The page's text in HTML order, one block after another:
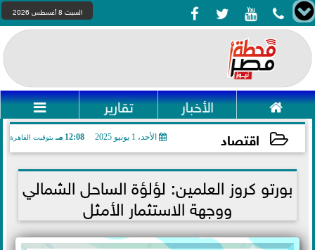
    السبت 8 أغسطس 2026
 الأخبار تقارير 
اقتصاد الأحد، 1 يونيو 2025 12:08 مـ بتوقيت القاهرة
2025-06-01 12:08:17
بورتو كروز العلمين: لؤلؤة الساحل الشمالي
ووجهة الاستثمار الأمثل